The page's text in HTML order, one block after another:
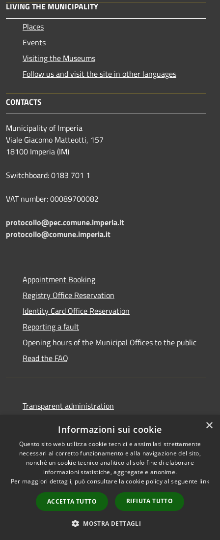
LIVING THE MUNICIPALITY
Places
Events
Visiting the Museums
Follow us and visit the site in other languages
CONTACTS
Municipality of Imperia
Viale Giacomo Matteotti, 157
18100 Imperia (IM)
Switchboard: 0183 701 1
VAT number: 00089700082
protocollo@pec.comune.imperia.it
protocollo@comune.imperia.it
Appointment Booking
Registry Office Reservation
Identity Card Office Reservation
Reporting a fault
Opening hours of the Municipal Offices to the public
Read the FAQ
Transparent administration
Privacy Policy
Legal notes
Accessibility Statement
×
Informazioni sui cookie
Questo sito web utilizza cookie tecnici e assimilati strettamente
necessari al corretto funzionamento e alla navigazione del sito,
nonché un cookie tecnico analitico al solo fine di elaborare
informazioni statistiche, aggregate e anonime.
Per maggiori dettagli, può consultare la cookie policy al seguente link
ACCETTA TUTTO RIFIUTA TUTTO
MOSTRA DETTAGLI